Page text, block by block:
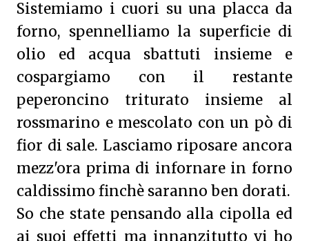
Sistemiamo i cuori su una placca da
forno, spennelliamo la superficie di
olio ed acqua sbattuti insieme e
cospargiamo con il restante
peperoncino triturato insieme al
rossmarino e mescolato con un pò di
fior di sale. Lasciamo riposare ancora
mezz'ora prima di infornare in forno
caldissimo finchè saranno ben dorati.
So che state pensando alla cipolla ed
ai suoi effetti ma innanzitutto vi ho